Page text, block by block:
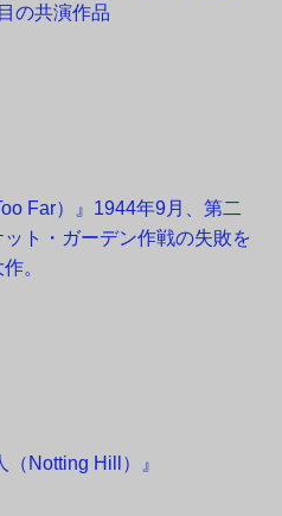
の共演作品
Far）』1944年9月、第二
ト・ガーデン作戦の失敗を
。
（Notting Hill）』